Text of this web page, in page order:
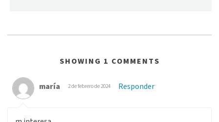
SHOWING 1 COMMENTS
maría 2 de febrero de 2024 Responder